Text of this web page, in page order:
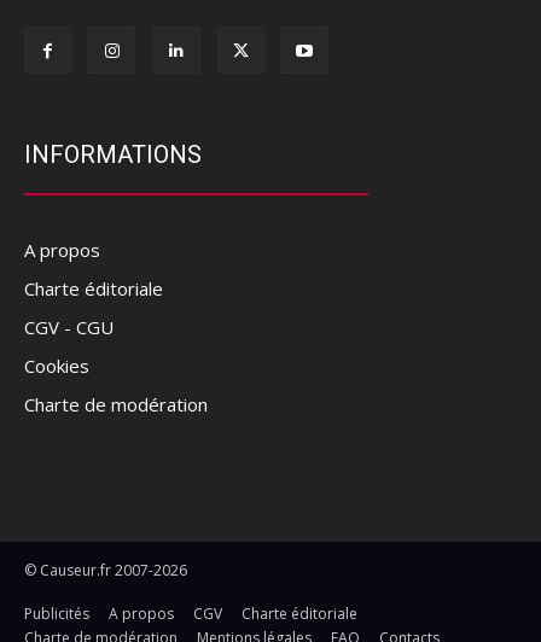
INFORMATIONS
A propos
Charte éditoriale
CGV - CGU
Cookies
Charte de modération
© Causeur.fr 2007-2026
Publicités A propos CGV
Charte éditoriale
Charte de modération
Mentions légales FAQ Contacts